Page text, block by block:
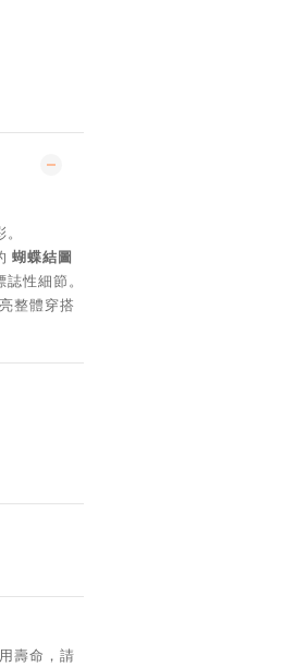
蝴蝶結圖
性細節。
整體穿搭
壽命，請